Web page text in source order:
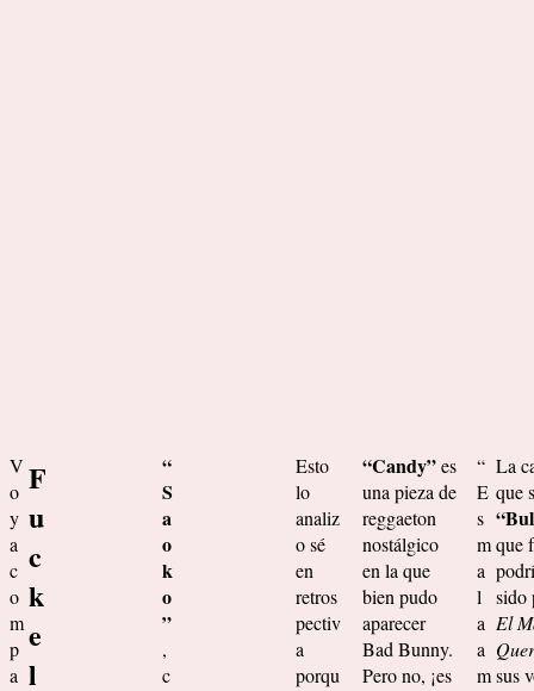
V
o
y
a
c
o
m
p
a
F
u
c
k
e
l
“
S
a
o
k
o
”
,
c
Esto
lo
analiz
o sé
en
retros
pectiv
a
porqu
“Candy”es
una pieza de
reggaeton
nostálgico
en la que
bien pudo
aparecer
Bad Bunny.
Pero no, ¡es
“
E
s
m
a
l
a
a
m
La
que
que
sido
El
sus